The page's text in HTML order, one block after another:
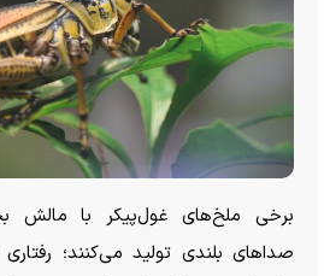
برخی ملخ‌های غول‌پیکر با
صدا‌های بلندی تولید می‌کنند؛ رفتاری